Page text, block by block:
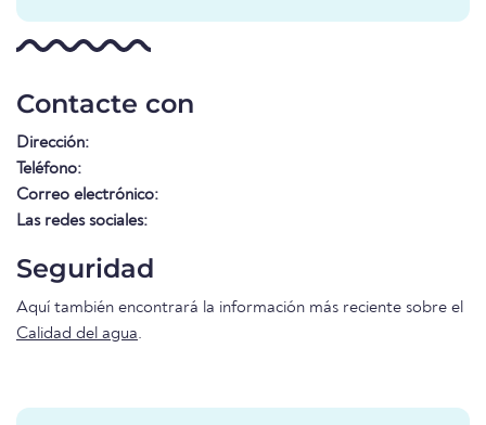
Contacte con
Dirección:
Teléfono:
Correo electrónico:
Las redes sociales:
Seguridad
Aquí también encontrará la información más reciente sobre el
Calidad del agua.